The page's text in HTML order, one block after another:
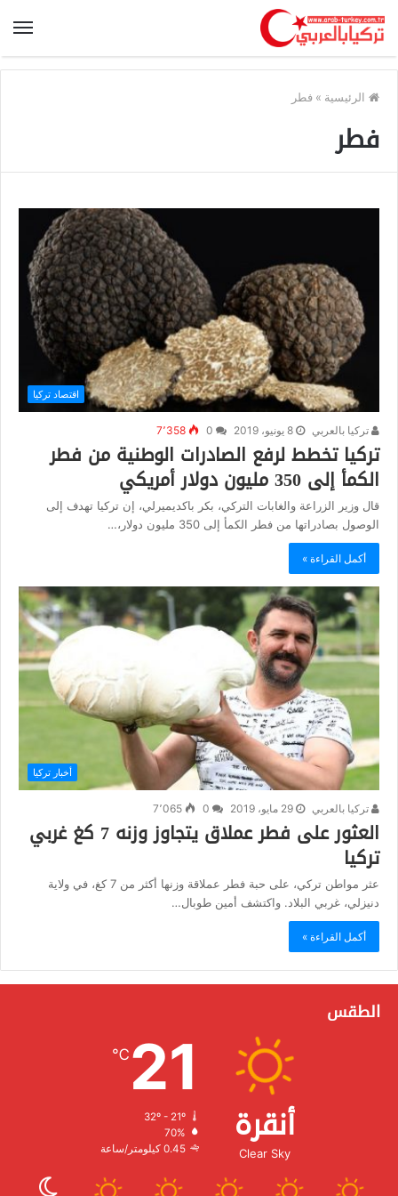
الرئيسية » فطر
فطر
اقتصاد تركيا
تركيا بالعربي 8 يونيو، 2019 7٬358
تركيا تخطط لرفع الصادرات الوطنية من فطر
الكمأ إلى 350 مليون دولار أمريكي
قال وزير الزراعة والغابات التركي، بكر باكديميرلي، إن تركيا تهدف إلى
الوصول بصادراتها من فطر الكمأ إلى 350 مليون دولار،…
أكمل القراءة »
أخبار تركيا
تركيا بالعربي 29 مايو، 2019 7٬065
العثور على فطر عملاق يتجاوز وزنه 7 كغ غربي
تركيا
عثر مواطن تركي، على حبة فطر عملاقة وزنها أكثر من 7 كغ، في ولاية
دنيزلي، غربي البلاد. واكتشف أمين طوبال…
أكمل القراءة »
الطقس
أنقرة
Clear Sky
21
℃
32º - 21º
الرطوبة:
الرياح:0.45 كيلومتر/ساعة